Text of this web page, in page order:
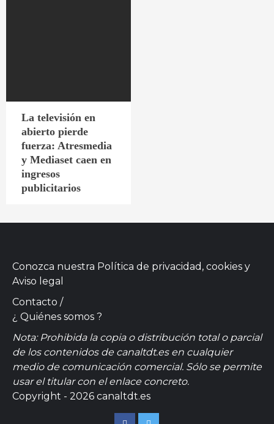
La televisión en
abierto pierde
fuerza: Atresmedia
y Mediaset caen en
ingresos
publicitarios
Conozca nuestra Política de privacidad, cookies y
Aviso legal
Contacto /
¿ Quiénes somos ?
Nota: Prohibida la copia o distribución total o parcial
de los contenidos de canaltdt.es en cualquier
medio de comunicación comercial. Sólo se permite
usar el titular con el enlace concreto.
Copyright - 2026 canaltdt.es